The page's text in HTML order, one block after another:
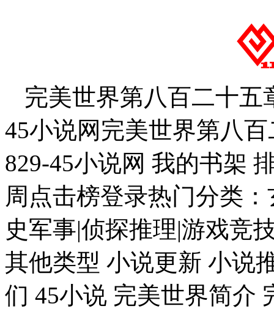
完美世界第八百二十五
45小说网完美世界第八
829-45小说网 我的书架
周点击榜登录热门分类
史军事|侦探推理|游戏竞
其他类型 小说更新 小说
们 45小说 完美世界简介